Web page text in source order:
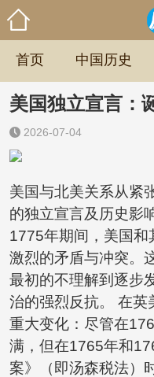
首页 中国历史
美国独立宣言：
2026-07-04
美国与北美关系从紧
的独立宣言及历史影
1775年期间，美国和
激烈的矛盾与冲突。
最初的不理解到逐步
治的强烈反抗。 在英
重大变化：尽管在
满，但在1765年和
案》（即汤森税法）